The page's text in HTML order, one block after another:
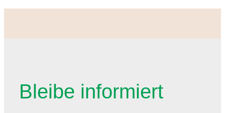
Bleibe informiert